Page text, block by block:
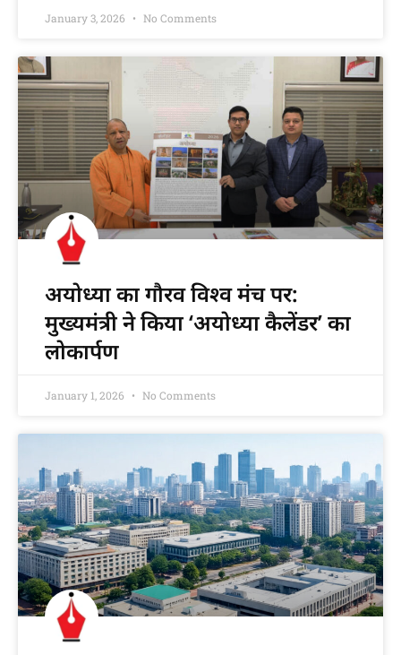
January 3, 2026 No Comments
अयोध्या का गौरव विश्व मंच पर:
मुख्यमंत्री ने किया ‘अयोध्या कैलेंडर’ का
लोकार्पण
January 1, 2026 No Comments